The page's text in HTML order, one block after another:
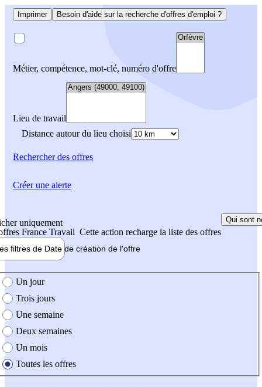
Imprimer Besoin d'aide sur la recherche d'offres d'emploi ?
Métier, compétence, mot-clé, numéro d'offre
Lieu de travail
Distance autour du lieu choisi
Rechercherdes offres
uniquement
France Travail Cette action recharge la liste des offres
Qui sont
filtres de Date de création de l'offre
création de l'offre
Un jour
Trois jours
Une semaine
Deux semaines
Un mois
Toutes les offres
Créer une alerte